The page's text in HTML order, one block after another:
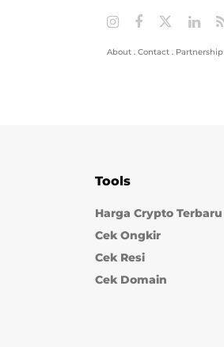
About . Contact . Partnership
Tools
Harga Crypto Terbaru
Cek Ongkir
Cek Resi
Cek Domain